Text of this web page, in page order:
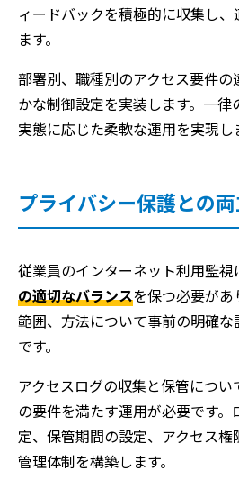
ィードバックを積極的に収集し
ます。
部署別、職種別のアクセス要件
かな制御設定を実装します。一
実態に応じた柔軟な運用を実現し
プライバシー保護との
従業員のインターネット利用監視
の適切なバランスを保つ必要があ
範囲、方法について事前の明確
です。
アクセスログの収集と保管につ
の要件を満たす運用が必要です。
定、保管期間の設定、アクセス
管理体制を構築します。